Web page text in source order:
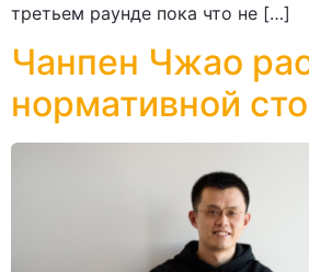
третьем раунде пока что не […]
Чанпен Чжао
нормативной